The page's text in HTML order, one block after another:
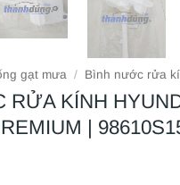
gạt mưa / Bình nước rửa
RỬA KÍNH
|